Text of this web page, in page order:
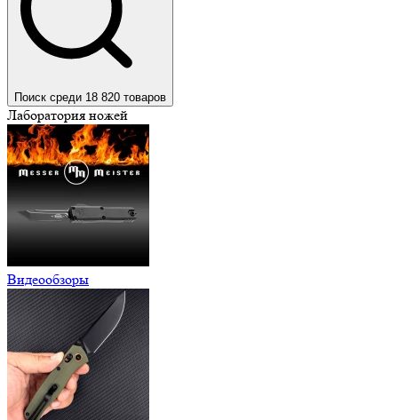
Поиск среди 18 820 товаров
Лаборатория ножей
Видеообзоры